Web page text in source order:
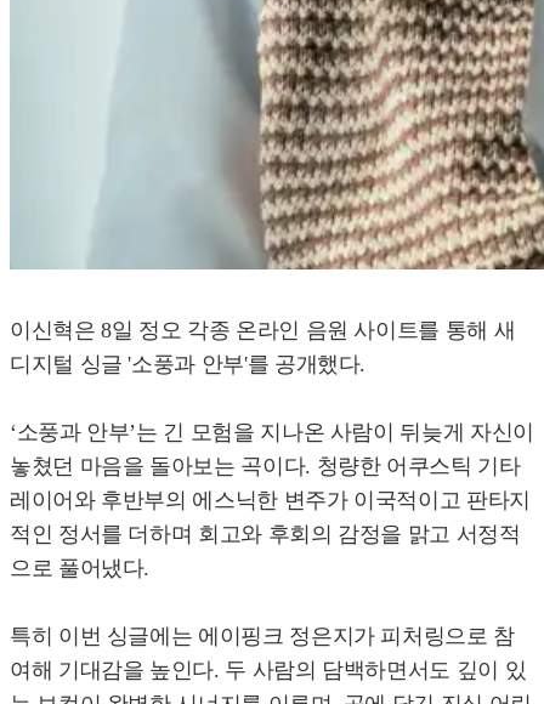
이신혁은 8일 정오 각종 온라인 음원 사이트를 통해 새
디지털 싱글 '소풍과 안부'를 공개했다.
‘소풍과 안부’는 긴 모험을 지나온 사람이 뒤늦게 자신이
놓쳤던 마음을 돌아보는 곡이다. 청량한 어쿠스틱 기타
레이어와 후반부의 에스닉한 변주가 이국적이고 판타지
적인 정서를 더하며 회고와 후회의 감정을 맑고 서정적
으로 풀어냈다.
특히 이번 싱글에는 에이핑크 정은지가 피처링으로 참
여해 기대감을 높인다. 두 사람의 담백하면서도 깊이 있